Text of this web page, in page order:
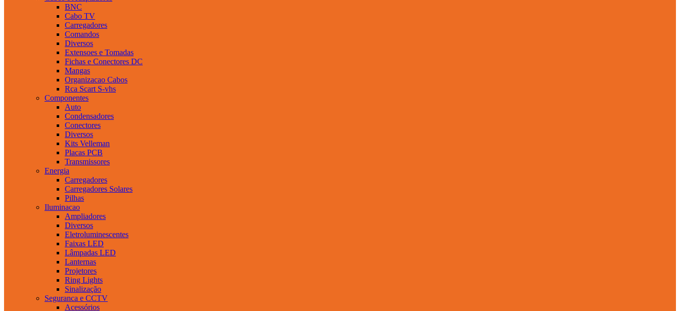
BNC
Cabo TV
Carregadores
Comandos
Diversos
Extensoes e Tomadas
Fichas e Conectores DC
Mangas
Organizacao Cabos
Rca Scart S-vhs
Componentes
Auto
Condensadores
Conectores
Diversos
Kits Velleman
Placas PCB
Transmissores
Energia
Carregadores
Carregadores Solares
Pilhas
Iluminacao
Ampliadores
Diversos
Eletroluminescentes
Faixas LED
Lâmpadas LED
Lanternas
Projetores
Ring Lights
Sinalização
Seguranca e CCTV
Acessórios